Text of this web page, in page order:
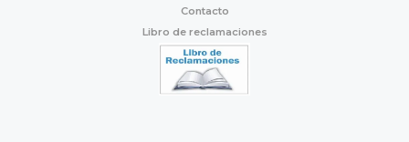
Contacto
Libro de reclamaciones